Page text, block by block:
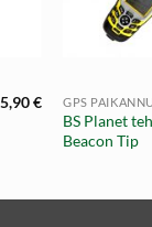
€ GPS
BS Planet
Beacon Tip